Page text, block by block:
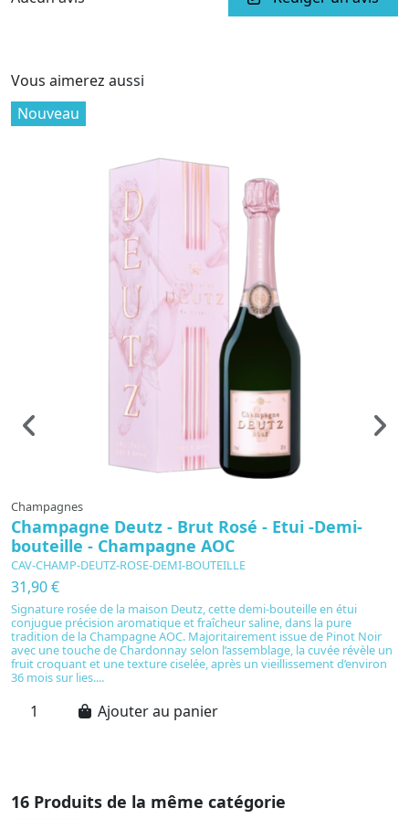
Vous aimerez aussi
Nouveau
Champagnes
Champagne Deutz - Brut Rosé - Etui -Demi-
bouteille - Champagne AOC
CAV-CHAMP-DEUTZ-ROSE-DEMI-BOUTEILLE
31,90 €
Signature rosée de la maison Deutz, cette demi-bouteille en étui
conjugue précision aromatique et fraîcheur saline, dans la pure
tradition de la Champagne AOC. Majoritairement issue de Pinot Noir
avec une touche de Chardonnay selon l’assemblage, la cuvée révèle un
fruit croquant et une texture ciselée, après un vieillissement d’environ
36 mois sur lies....
Ajouter au panier
16 Produits de la même catégorie